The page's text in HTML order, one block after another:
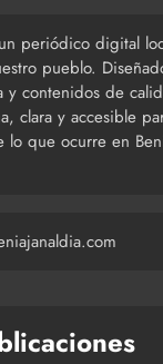
periódico digital
pueblo.
y contenidos de
clara y accesible
lo que ocurre en